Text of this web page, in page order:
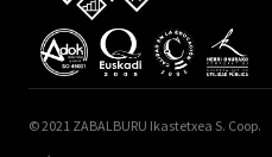
© 2021 ZABALBURU Ikastetxea S. Coop.